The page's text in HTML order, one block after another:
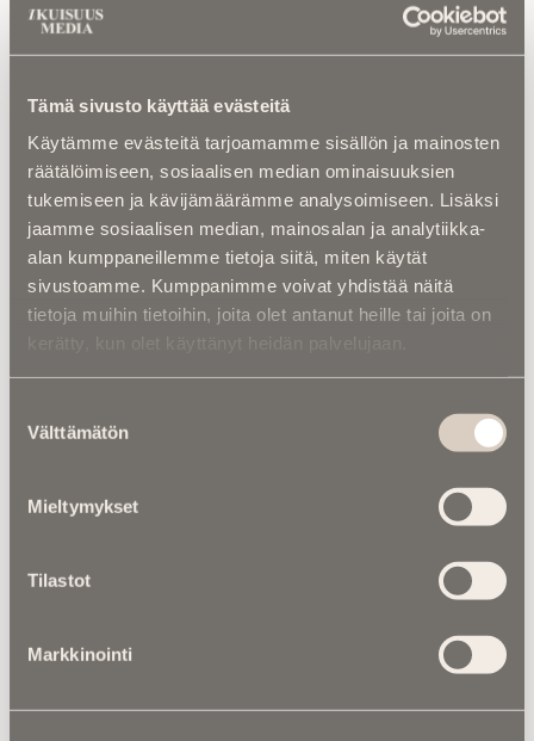
Tämä sivusto käyttää evästeitä
Käytämme evästeitä tarjoamamme sisällön ja mainosten
räätälöimiseen, sosiaalisen median ominaisuuksien
tukemiseen ja kävijämäärämme analysoimiseen. Lisäksi
jaamme sosiaalisen median, mainosalan ja analytiikka-
alan kumppaneillemme tietoja siitä, miten käytät
sivustoamme. Kumppanimme voivat yhdistää näitä
tietoja muihin tietoihin, joita olet antanut heille tai joita on
kerätty, kun olet käyttänyt heidän palvelujaan.
valinta
Välttämätön
Mieltymykset
Tilastot
Markkinointi
Luetuimmat
tarinankertoja kuoli väkivaltaisesti
Kalenterista | Jarno Saarinen muistetaan –
Paronin tie ei päättynyt Monzaan
Kuolinuutiset | “Yksi taivas kaiken yllä” –
Retkeilytubettaja Ali Leiniö kuoli
hiihtovaelluksella Lapissa
Turpeinen rakentaa romuista muistoja –
sankari ja sankarivainaja”